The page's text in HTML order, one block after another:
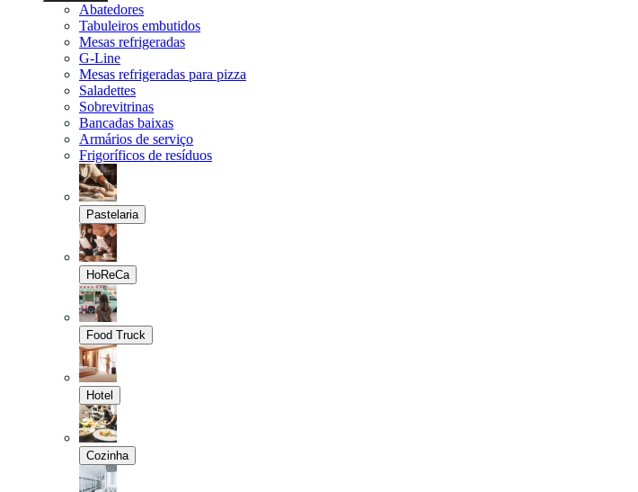
Abatedores
Tabuleiros embutidos
Mesas refrigeradas
G-Line
Mesas refrigeradas para pizza
Saladettes
Sobrevitrinas
Bancadas baixas
Armários de serviço
Frigoríficos de resíduos
Pastelaria
HoReCa
Food Truck
Hotel
Cozinha